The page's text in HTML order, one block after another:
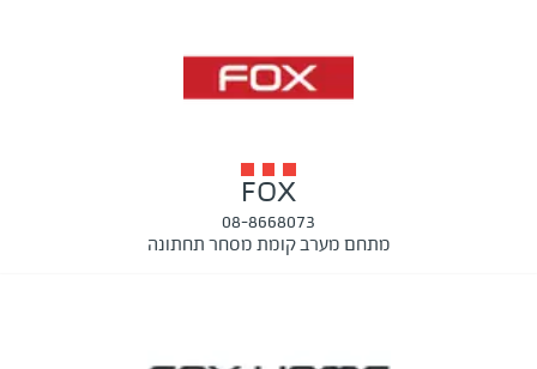
FOX
08-8668073
מתחם מערב קומת מסחר תחתונה